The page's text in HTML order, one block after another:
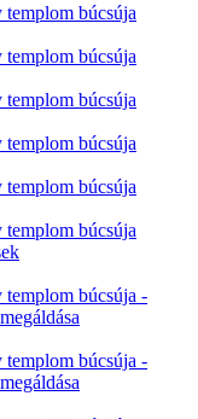
templom búcsúja
templom búcsúja
templom búcsúja
templom búcsúja
templom búcsúja
templom búcsúja
templom búcsúja -
templom búcsúja -